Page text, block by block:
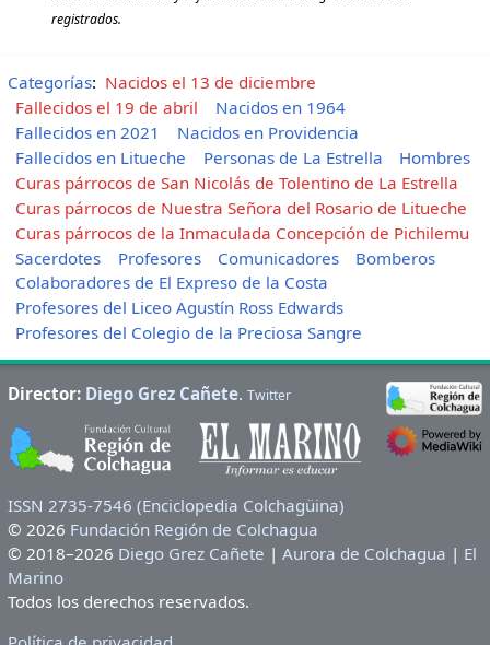
registrados.
Categorías: Nacidos el 13 de diciembre
Fallecidos el 19 de abril
Nacidos en 1964
Fallecidos en 2021
Nacidos en Providencia
Fallecidos en Litueche
Personas de La Estrella
Hombres
Curas párrocos de San Nicolás de Tolentino de La Estrella
Curas párrocos de Nuestra Señora del Rosario de Litueche
Curas párrocos de la Inmaculada Concepción de Pichilemu
Sacerdotes
Profesores Comunicadores
Bomberos
Colaboradores de El Expreso de la Costa
Profesores del Liceo Agustín Ross Edwards
Profesores del Colegio de la Preciosa Sangre
Director: Diego Grez Cañete. Twitter
ISSN 2735-7546 (Enciclopedia Colchagüina)
© 2026 Fundación Región de Colchagua
© 2018–2026 Diego Grez Cañete | Aurora de Colchagua | El
Marino
Todos los derechos reservados.